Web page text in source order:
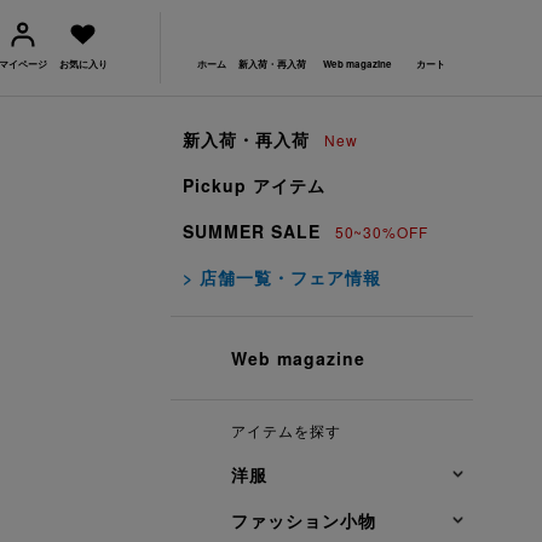
イページ お気に入り ホーム 新入荷・再入荷 Web magazine カート
新入荷・再入荷 New
Pickup アイテム
SUMMER SALE
50~30%OFF
> 店舗一覧・フェア情報
Web magazine
アイテムを探す
洋服
ファッション小物